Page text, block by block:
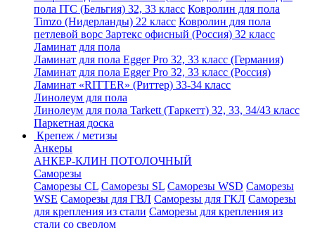
пола ITC (Бельгия) 32, 33 класс Ковролин для пола
Timzo (Нидерланды) 22 класс Ковролин для пола
петлевой ворс Зартекс офисный (Россия) 32 класс
Ламинат для пола
Ламинат для пола Egger Pro 32, 33 класс (Германия)
Ламинат для пола Egger Pro 32, 33 класс (Россия)
Ламинат «RITTER» (Риттер) 33-34 класс
Линолеум для пола
Линолеум для пола Tarkett (Таркетт) 32, 33, 34/43 класс
Паркетная доска
Крепеж / метизы
Анкеры
АНКЕР-КЛИН ПОТОЛОЧНЫЙ
Саморезы
Саморезы CL Саморезы SL Саморезы WSD Саморезы
WSE Саморезы для ГВЛ Саморезы для ГКЛ Саморезы
для крепления из стали Саморезы для крепления из
стали со сверлом